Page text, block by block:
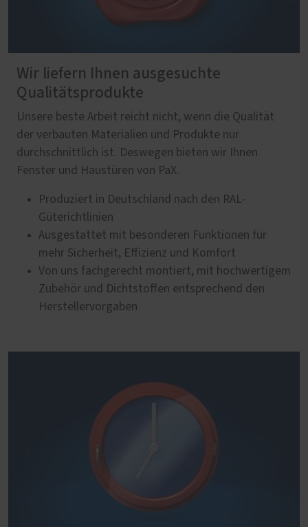
Wir liefern Ihnen ausgesuchte
Qualitätsprodukte
Unsere beste Arbeit reicht nicht, wenn die Qualität
der verbauten Materialien und Produkte nur
durchschnittlich ist. Deswegen bieten wir Ihnen
Fenster und Haustüren von PaX.
Produziert in Deutschland nach den RAL-
Güterichtlinien
Ausgestattet mit besonderen Funktionen für
mehr Sicherheit, Effizienz und Komfort
Von uns fachgerecht montiert, mit hochwertigem
Zubehör und Dichtstoffen entsprechend den
Herstellervorgaben